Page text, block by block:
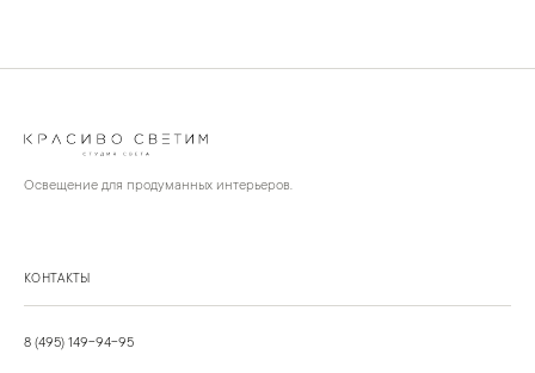
Освещение для продуманных интерьеров.
КОНТАКТЫ
8 (495) 149-94-95